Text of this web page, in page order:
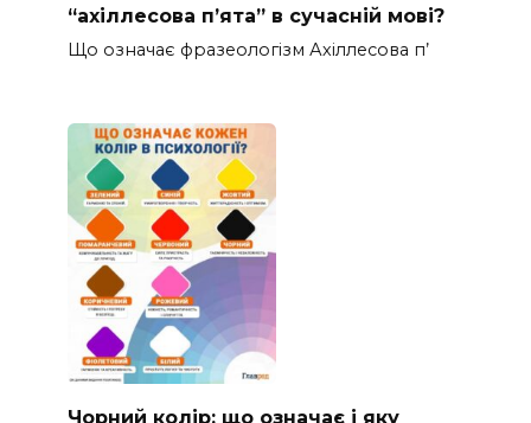
“ахіллесова п’ята” в сучасній мові?
Що означає фразеологізм Ахіллесова п’
Чорний колір: що означає і яку